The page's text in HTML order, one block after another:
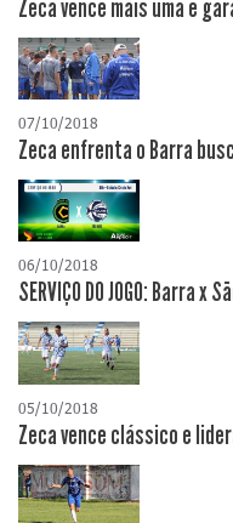
Zeca vence mais uma e
07/10/2018
Zeca enfrenta o Barra
06/10/2018
SERVIÇO DO JOGO: Barra x
05/10/2018
Zeca vence clássico e